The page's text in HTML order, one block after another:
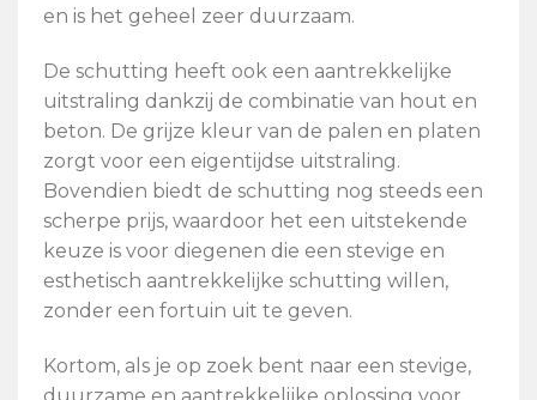
en is het geheel zeer duurzaam.
De schutting heeft ook een aantrekkelijke
uitstraling dankzij de combinatie van hout en
beton. De grijze kleur van de palen en platen
zorgt voor een eigentijdse uitstraling.
Bovendien biedt de schutting nog steeds een
scherpe prijs, waardoor het een uitstekende
keuze is voor diegenen die een stevige en
esthetisch aantrekkelijke schutting willen,
zonder een fortuin uit te geven.
Kortom, als je op zoek bent naar een stevige,
duurzame en aantrekkelijke oplossing voor